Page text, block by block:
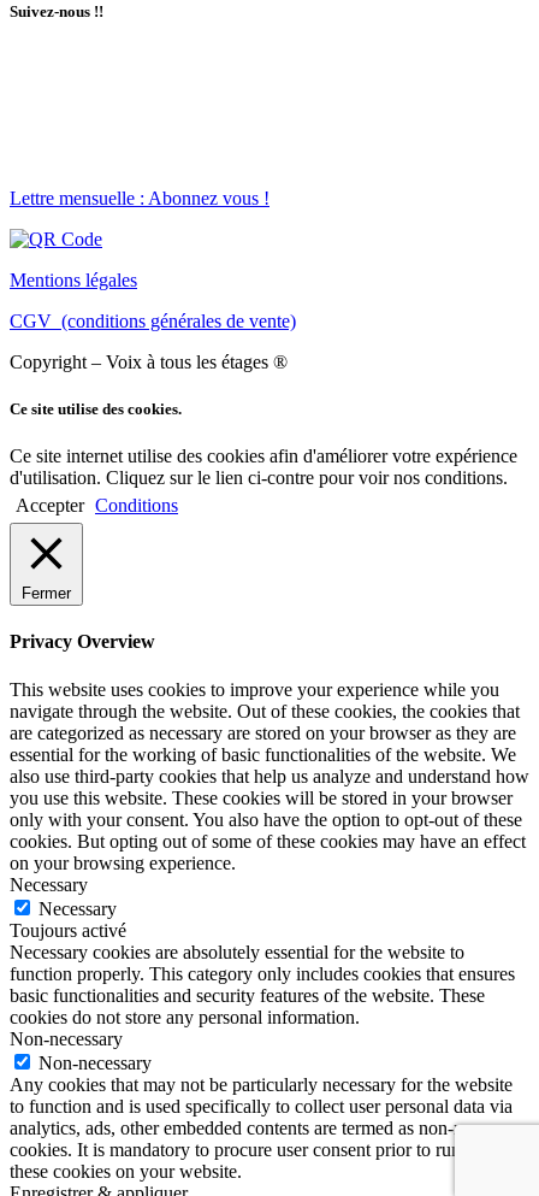
Suivez-nous !!
Lettre mensuelle : Abonnez vous !
Mentions légales
CGV (conditions générales de vente)
Copyright – Voix à tous les étages ®
Ce site utilise des cookies.
Ce site internet utilise des cookies afin d'améliorer votre expérience
d'utilisation. Cliquez sur le lien ci-contre pour voir nos conditions.
Accepter Conditions
Fermer
Privacy Overview
This website uses cookies to improve your experience while you
navigate through the website. Out of these cookies, the cookies that
are categorized as necessary are stored on your browser as they are
essential for the working of basic functionalities of the website. We
also use third-party cookies that help us analyze and understand how
you use this website. These cookies will be stored in your browser
only with your consent. You also have the option to opt-out of these
cookies. But opting out of some of these cookies may have an effect
on your browsing experience.
Necessary
Necessary
Toujours activé
Necessary cookies are absolutely essential for the website to
function properly. This category only includes cookies that ensures
basic functionalities and security features of the website. These
cookies do not store any personal information.
Non-necessary
Non-necessary
Any cookies that may not be particularly necessary for the website
to function and is used specifically to collect user personal data via
analytics, ads, other embedded contents are termed as non-necessary
cookies. It is mandatory to procure user consent prior to running
these cookies on your website.